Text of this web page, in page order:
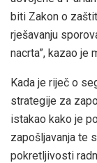
biti Zakon o
rješavanju
nacrta”, kazao je
Kada je riječ o
strategije za
istakao kako je
zapošljavanja te
pokretljivosti